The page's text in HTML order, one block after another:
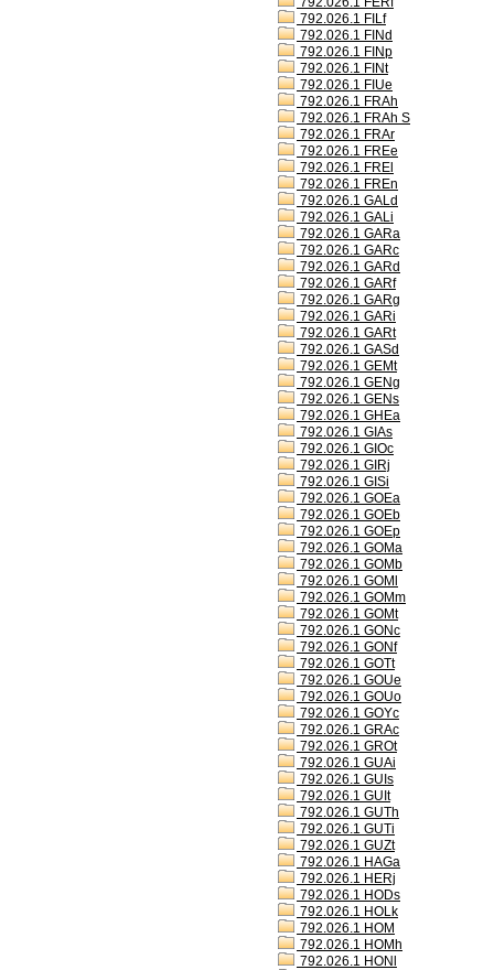
792.026.1 FILf
792.026.1 FINd
792.026.1 FINp
792.026.1 FINt
792.026.1 FIUe
792.026.1 FRAh
792.026.1 FRAh S
792.026.1 FRAr
792.026.1 FREe
792.026.1 FREl
792.026.1 FREn
792.026.1 GALd
792.026.1 GALi
792.026.1 GARa
792.026.1 GARc
792.026.1 GARd
792.026.1 GARf
792.026.1 GARg
792.026.1 GARi
792.026.1 GARt
792.026.1 GASd
792.026.1 GEMt
792.026.1 GENg
792.026.1 GENs
792.026.1 GHEa
792.026.1 GIAs
792.026.1 GIOc
792.026.1 GIRj
792.026.1 GISi
792.026.1 GOEa
792.026.1 GOEb
792.026.1 GOEp
792.026.1 GOMa
792.026.1 GOMb
792.026.1 GOMl
792.026.1 GOMm
792.026.1 GOMt
792.026.1 GONc
792.026.1 GONf
792.026.1 GOTt
792.026.1 GOUe
792.026.1 GOUo
792.026.1 GOYc
792.026.1 GRAc
792.026.1 GROt
792.026.1 GUAi
792.026.1 GUIs
792.026.1 GUIt
792.026.1 GUTh
792.026.1 GUTi
792.026.1 GUZt
792.026.1 HAGa
792.026.1 HERj
792.026.1 HODs
792.026.1 HOLk
792.026.1 HOM
792.026.1 HOMh
792.026.1 HONl